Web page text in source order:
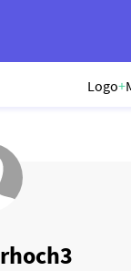
Logo+